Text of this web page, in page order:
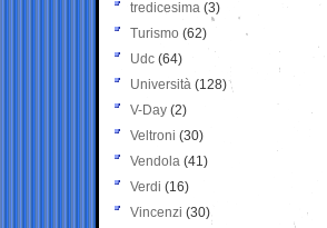
tredicesima (3)
Turismo (62)
Udc (64)
Università (128)
V-Day (2)
Veltroni (30)
Vendola (41)
Verdi (16)
Vincenzi (30)